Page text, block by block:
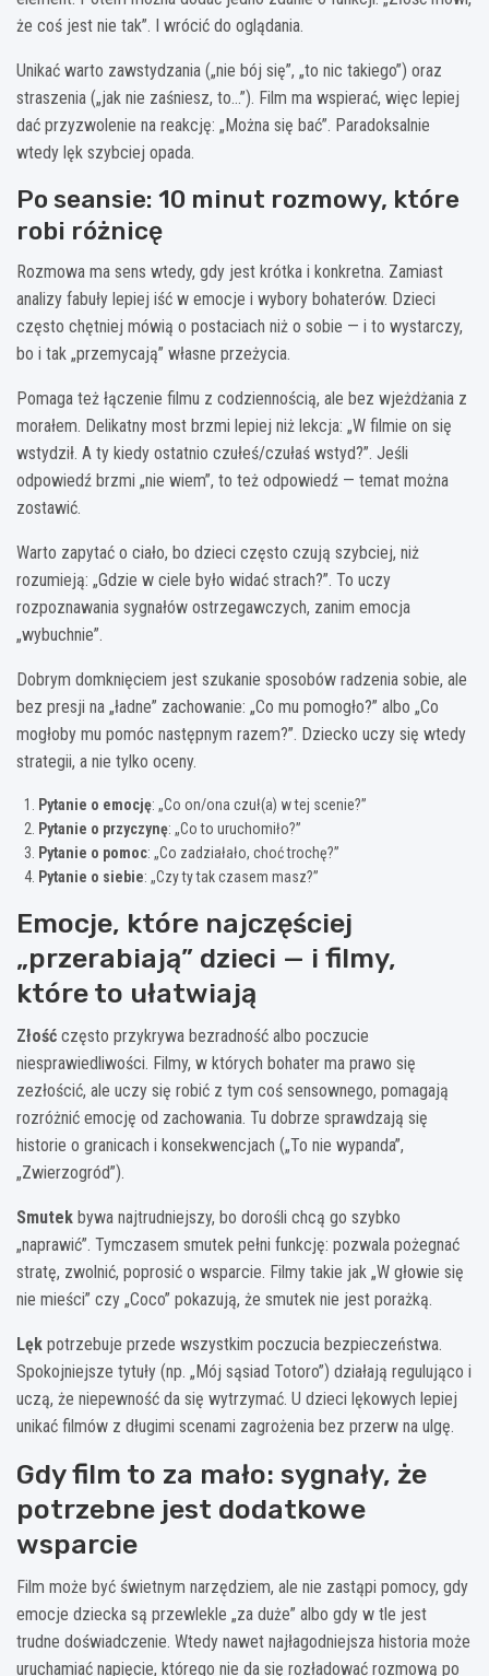
że coś jest nie tak”. I wrócić do oglądania.
Unikać warto zawstydzania („nie bój się”, „to nic takiego”) oraz
straszenia („jak nie zaśniesz, to…”). Film ma wspierać, więc lepiej
dać przyzwolenie na reakcję: „Można się bać”. Paradoksalnie
wtedy lęk szybciej opada.
Po seansie: 10 minut rozmowy, które
robi różnicę
Rozmowa ma sens wtedy, gdy jest krótka i konkretna. Zamiast
analizy fabuły lepiej iść w emocje i wybory bohaterów. Dzieci
często chętniej mówią o postaciach niż o sobie — i to wystarczy,
bo i tak „przemycają” własne przeżycia.
Pomaga też łączenie filmu z codziennością, ale bez wjeżdżania z
morałem. Delikatny most brzmi lepiej niż lekcja: „W filmie on się
wstydził. A ty kiedy ostatnio czułeś/czułaś wstyd?”. Jeśli
odpowiedź brzmi „nie wiem”, to też odpowiedź — temat można
zostawić.
Warto zapytać o ciało, bo dzieci często czują szybciej, niż
rozumieją: „Gdzie w ciele było widać strach?”. To uczy
rozpoznawania sygnałów ostrzegawczych, zanim emocja
„wybuchnie”.
Dobrym domknięciem jest szukanie sposobów radzenia sobie, ale
bez presji na „ładne” zachowanie: „Co mu pomogło?” albo „Co
mogłoby mu pomóc następnym razem?”. Dziecko uczy się wtedy
strategii, a nie tylko oceny.
Pytanie o emocję: „Co on/ona czuł(a) w tej scenie?”
Pytanie o przyczynę: „Co to uruchomiło?”
Pytanie o pomoc: „Co zadziałało, choć trochę?”
Pytanie o siebie: „Czy ty tak czasem masz?”
Emocje, które najczęściej
„przerabiają” dzieci — i filmy,
które to ułatwiają
Złość często przykrywa bezradność albo poczucie
niesprawiedliwości. Filmy, w których bohater ma prawo się
zezłościć, ale uczy się robić z tym coś sensownego, pomagają
rozróżnić emocję od zachowania. Tu dobrze sprawdzają się
historie o granicach i konsekwencjach („To nie wypanda”,
„Zwierzogród”).
Smutek bywa najtrudniejszy, bo dorośli chcą go szybko
„naprawić”. Tymczasem smutek pełni funkcję: pozwala pożegnać
stratę, zwolnić, poprosić o wsparcie. Filmy takie jak „W głowie się
nie mieści” czy „Coco” pokazują, że smutek nie jest porażką.
Lęk potrzebuje przede wszystkim poczucia bezpieczeństwa.
Spokojniejsze tytuły (np. „Mój sąsiad Totoro”) działają regulująco i
uczą, że niepewność da się wytrzymać. U dzieci lękowych lepiej
unikać filmów z długimi scenami zagrożenia bez przerw na ulgę.
Gdy film to za mało: sygnały, że
potrzebne jest dodatkowe
wsparcie
Film może być świetnym narzędziem, ale nie zastąpi pomocy, gdy
emocje dziecka są przewlekle „za duże” albo gdy w tle jest
trudne doświadczenie. Wtedy nawet najłagodniejsza historia może
uruchamiać napięcie, którego nie da się rozładować rozmową po